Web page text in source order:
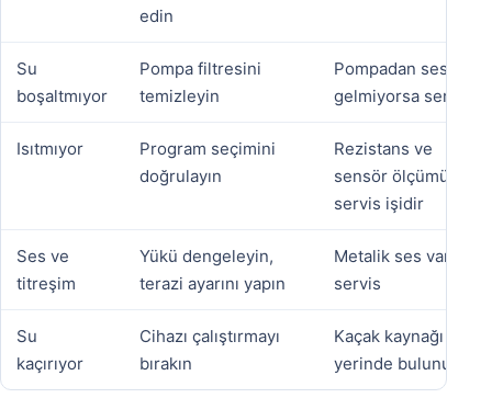
edin
Su
boşaltmıyor
Pompa filtresini
temizleyin
Pompadan ses
gelmiyorsa servis
Isıtmıyor
Program seçimini
doğrulayın
Rezistans ve
sensör ölçümü
servis işidir
Ses ve
titreşim
Yükü dengeleyin,
terazi ayarını yapın
Metalik ses varsa
servis
Su
kaçırıyor
Cihazı çalıştırmayı
bırakın
Kaçak kaynağı
yerinde bulunur